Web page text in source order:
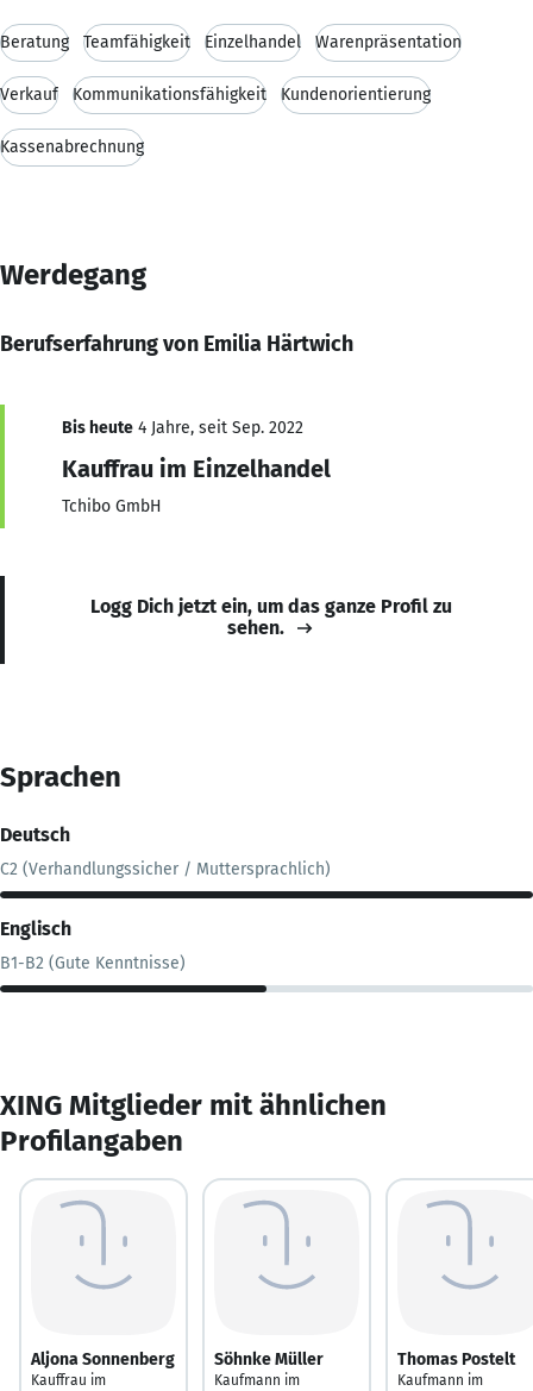
Beratung Teamfähigkeit Einzelhandel Warenpräsentation
Verkauf Kommunikationsfähigkeit Kundenorientierung
Kassenabrechnung
Werdegang
Berufserfahrung von Emilia Härtwich
Bis heute 4 Jahre, seit Sep. 2022
Kauffrau im Einzelhandel
Tchibo GmbH
Logg Dich jetzt ein, um das ganze Profil zu
sehen.
Sprachen
Deutsch
C2 (Verhandlungssicher / Muttersprachlich)
Englisch
B1-B2 (Gute Kenntnisse)
XING Mitglieder mit ähnlichen
Profilangaben
Aljona Sonnenberg
Kauffrau im
Söhnke Müller
Kaufmann im
Thomas Postelt
Kaufmann im